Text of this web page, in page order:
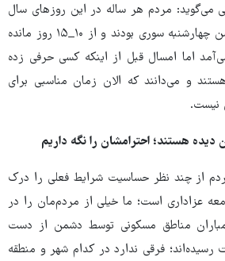
می‌گوید: مردم هر ساله در این روزهای سال
به فکر برگزاری مراسم جشن چهارشنبه سوری بودند و از ۱۰_۱۵ روز مانده
اما امسال قبل از اینکه کسی حرفی زده
و می‌دانند که الان زمان مناسبی برای
نیست.
دیده هستند؛ احترامشان را نگه داریم
از چند نظر حساسیت شرایط فعلی را درک
عزاداری است؛ ما خیلی از مردم‌مان را در
مناطق مسکونی توسط دشمن از دست
رسیده‌اند؛ فرقی ندارد در کدام شهر و منطقه